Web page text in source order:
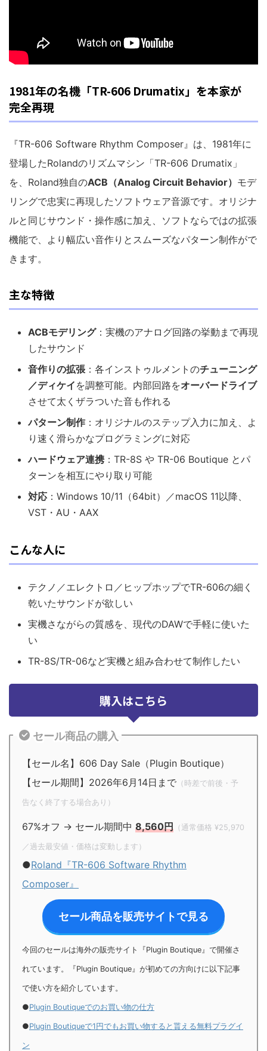
1981年の名機「TR-606 Drumatix」を本家が
完全再現
『TR-606 Software Rhythm Composer』は、1981年に
登場したRolandのリズムマシン「TR-606 Drumatix」
を、Roland独自のACB（Analog Circuit Behavior） モデ
リングで忠実に再現したソフトウェア音源です。オリジナ
ルと同じサウンド・操作感に加え、ソフトならではの拡張
機能で、より幅広い音作りとスムーズなパターン制作がで
きます。
主な特徴
ACBモデリング：実機のアナログ回路の挙動まで再現
したサウンド
音作りの拡張：各インストゥルメントのチューニング
／ディケイ を調整可能。内部回路をオーバードライブ
させて太くザラついた音も作れる
パターン制作 ：オリジナルのステップ入力に加え、よ
り速く滑らかなプログラミングに対応
ハードウェア連携 ：TR-8S や TR-06 Boutique とパ
ターンを相互にやり取り可能
対応 ：Windows 10/11（64bit）／macOS 11以降、
VST・AU・AAX
こんな人に
テクノ／エレクトロ／ヒップホップでTR-606の細く
乾いたサウンドが欲しい
実機さながらの質感を、現代のDAWで手軽に使いた
い
TR-8S/TR-06など実機と組み合わせて制作したい
購入はこちら
セール商品の購入
【セール名】606 Day Sale（Plugin Boutique）
【セール期間】2026年6月14日まで （時差で前後・予
告なく終了する場合あり）
67%オフ → セール期間中 8,560円 （通常価格 ¥25,970
／過去最安値・価格は変動します）
●Roland『TR-606 Software Rhythm
Composer』
セール商品を販売サイトで見る
今回のセールは海外の販売サイト『Plugin Boutique』で開催さ
れています。『Plugin Boutique』が初めての方向けに以下記事
で使い方を紹介しています。
●Plugin Boutiqueでのお買い物の仕方
●Plugin Boutiqueで1円でもお買い物すると貰える無料プラグイ
ン